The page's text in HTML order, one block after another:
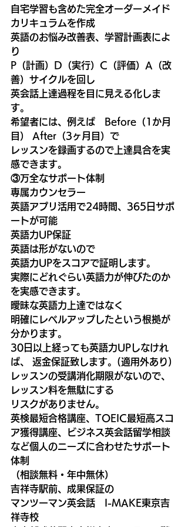
自宅学習も含めた完全オーダーメイド
カリキュラムを作成
英語のお悩み改善表、学習計画表によ
り
P（計画）D（実行）C（評価）A（改
善）サイクルを回し
英会話上達過程を目に見える化しま
す。
希望者には、例えば　Before（1か月
目） After（3ヶ月目）で
レッスンを録画するので上達具合を実
感できます。
③万全なサポート体制
専属カウンセラー
英語アプリ活用で24時間、365日サポ
ートが可能
英語力UP保証
英語は形がないので
英語力UPをスコアで証明します。
実際にどれぐらい英語力が伸びたのか
を実感できます。
曖昧な英語力上達ではなく
明確にレベルアップしたという根拠が
分かります。
30日以上経っても英語力UPしなけれ
ば、 返金保証致します。(適用外あり)
レッスンの受講消化期限がないので、
レッスン料を無駄にする
リスクがありません。
英検最短合格講座、TOEIC最短高スコ
ア獲得講座、ビジネス英会話留学相談
など個人のニーズに合わせたサポート
体制
（相談無料・年中無休）
吉祥寺駅前、成果保証の
マンツーマン英会話　I-MAKE東京吉
祥寺校